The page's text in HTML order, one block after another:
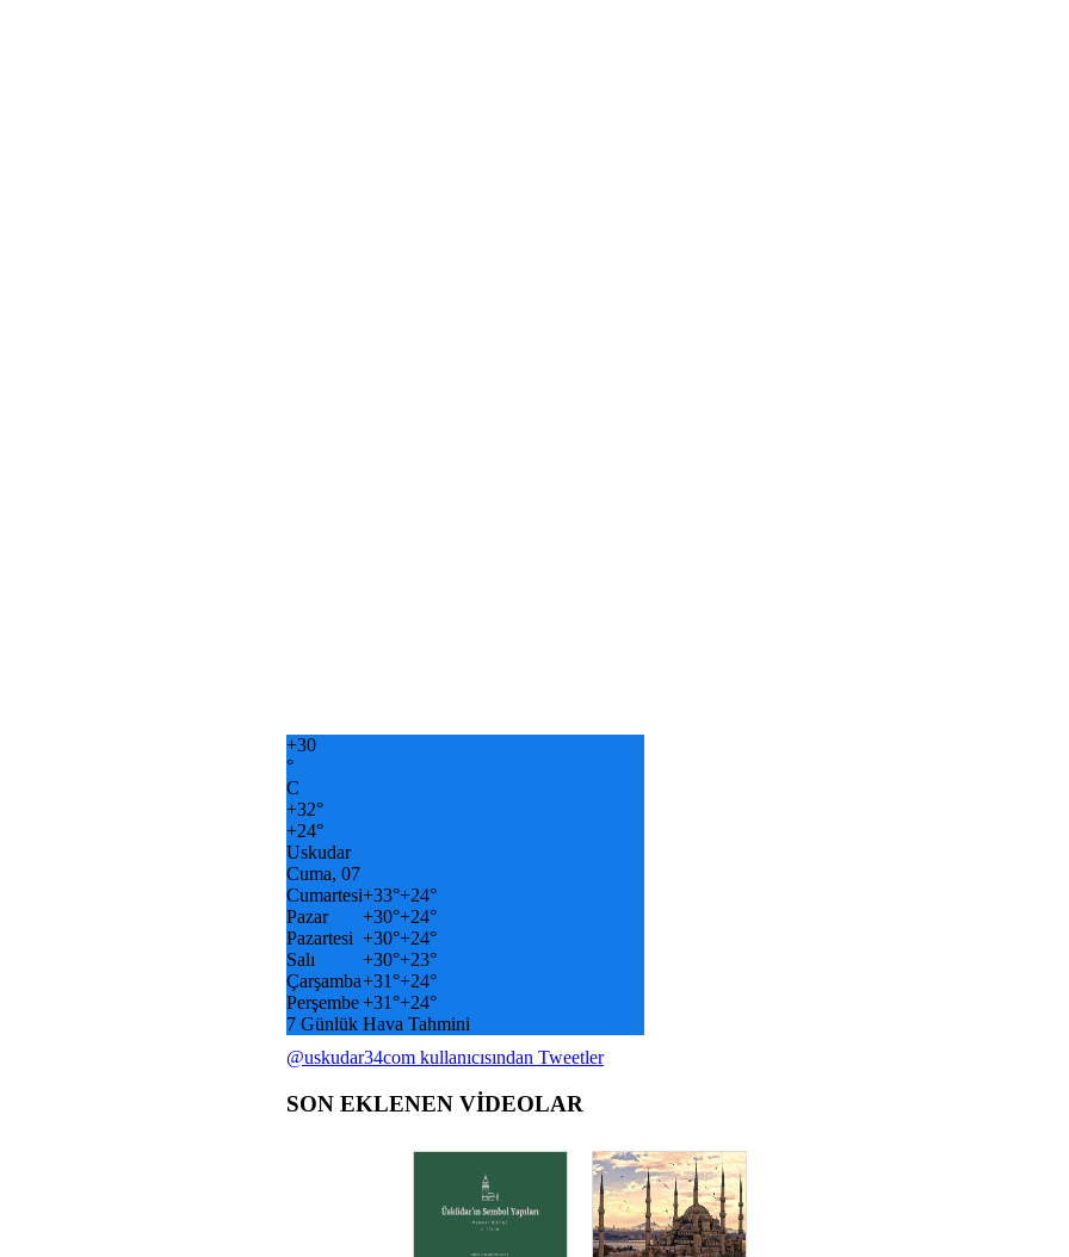
+30
°
C
+32°
+24°
Uskudar
Cuma, 07
Cumartesi+33°+24°
Pazar
+30°+24°
Pazartesi +30°+24°
Salı
+30°+23°
Çarşamba+31°+24°
Perşembe+31°+24°
7 Günlük Hava Tahmini
@uskudar34com kullanıcısından Tweetler
SON EKLENEN VİDEOLAR